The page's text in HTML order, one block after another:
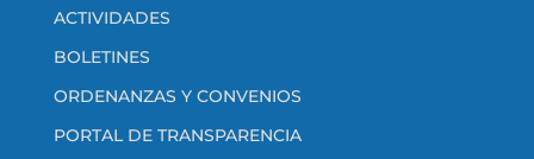
ACTIVIDADES
BOLETINES
ORDENANZAS Y CONVENIOS
PORTAL DE TRANSPARENCIA